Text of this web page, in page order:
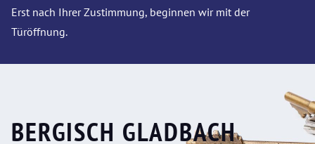
Erst nach Ihrer Zustimmung, beginnen wir mit der
Türöffnung.
BERGISCH GLADBACH